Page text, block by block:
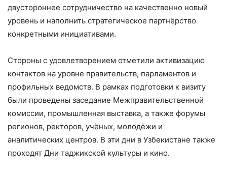
двустороннее сотрудничество на качественно новый
уровень и наполнить стратегическое партнёрство
конкретными инициативами.
Стороны с удовлетворением отметили активизацию
контактов на уровне правительств, парламентов и
профильных ведомств. В рамках подготовки к визиту
были проведены заседание Межправительственной
комиссии, промышленная выставка, а также форумы
регионов, ректоров, учёных, молодёжи и
аналитических центров. В эти дни в Узбекистане также
проходят Дни таджикской культуры и кино.